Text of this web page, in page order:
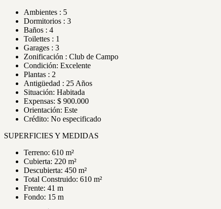
Ambientes : 5
Dormitorios : 3
Baños : 4
Toilettes : 1
Garages : 3
Zonificación : Club de Campo
Condición: Excelente
Plantas : 2
Antigüedad : 25 Años
Situación: Habitada
Expensas: $ 900.000
Orientación: Este
Crédito: No especificado
SUPERFICIES Y MEDIDAS
Terreno: 610 m²
Cubierta: 220 m²
Descubierta: 450 m²
Total Construido: 610 m²
Frente: 41 m
Fondo: 15 m